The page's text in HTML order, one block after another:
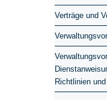
Verträge und
Richtlinien